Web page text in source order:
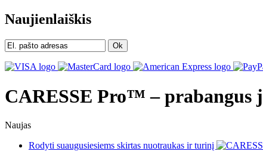
Naujienlaiškis
Ok
CARESSE Pro™ – prabangus
Naujas
Rodyti suaugusiesiems skirtas nuotraukas ir turinį